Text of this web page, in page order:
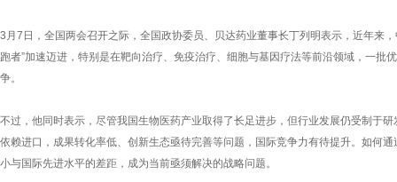
3月7日，全国两会召开之际，全国政协委员、贝达药业董事长丁列明表示，近年来
跑者”加速迈进，特别是在靶向治疗、免疫治疗、细胞与基因疗法等前沿领域，一批
争。
不过，他同时表示，尽管我国生物医药产业取得了长足进步，但行业发展仍受制于
依赖进口，成果转化率低、创新生态亟待完善等问题，国际竞争力有待提升。如何
小与国际先进水平的差距，成为当前亟须解决的战略问题。